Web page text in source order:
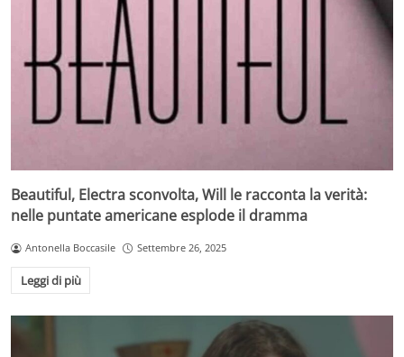
Beautiful, Electra sconvolta, Will le racconta la verità:
nelle puntate americane esplode il dramma
Antonella Boccasile Settembre 26, 2025
Leggi di più